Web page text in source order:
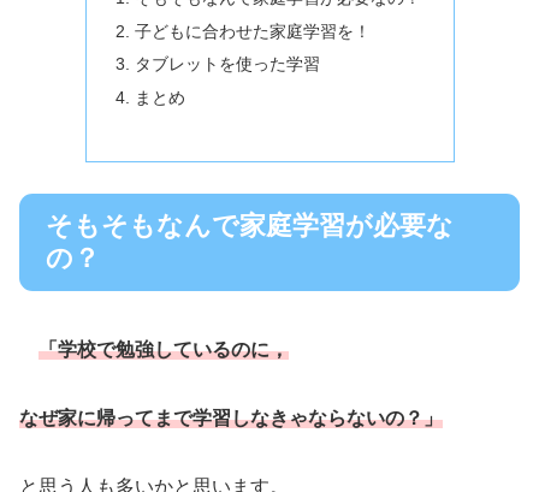
子どもに合わせた家庭学習を！
タブレットを使った学習
まとめ
そもそもなんで家庭学習が必要な
の？
「学校で勉強しているのに，
なぜ家に帰ってまで学習しなきゃならないの？」
と思う人も多いかと思います。